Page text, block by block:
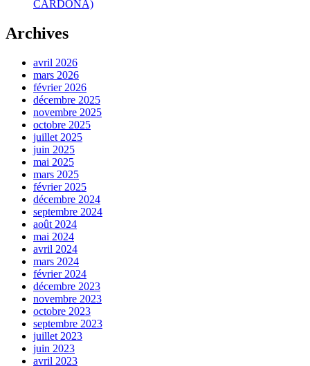
CARDONA)
Archives
avril 2026
mars 2026
février 2026
décembre 2025
novembre 2025
octobre 2025
juillet 2025
juin 2025
mai 2025
mars 2025
février 2025
décembre 2024
septembre 2024
août 2024
mai 2024
avril 2024
mars 2024
février 2024
décembre 2023
novembre 2023
octobre 2023
septembre 2023
juillet 2023
juin 2023
avril 2023